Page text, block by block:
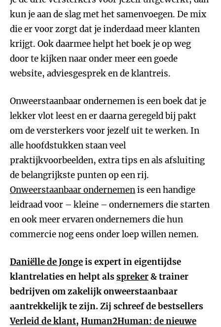
kun je aan de slag met het samenvoegen. De mix
die er voor zorgt dat je inderdaad meer klanten
krijgt. Ook daarmee helpt het boek je op weg
door te kijken naar onder meer een goede
website, adviesgesprek en de klantreis.
Onweerstaanbaar ondernemen is een boek dat je
lekker vlot leest en er daarna geregeld bij pakt
om de versterkers voor jezelf uit te werken. In
alle hoofdstukken staan veel
praktijkvoorbeelden, extra tips en als afsluiting
de belangrijkste punten op een rij.
Onweerstaanbaar ondernemenis een handige
leidraad voor – kleine – ondernemers die starten
en ook meer ervaren ondernemers die hun
commercie nog eens onder loep willen nemen.
Daniëlle de Jongeis expert in eigentijdse
klantrelaties en helpt alsspreker& trainer
bedrijven om zakelijk onweerstaanbaar
aantrekkelijk te zijn. Zij schreef de bestsellers
Verleid de klant, Human2Human: de nieuwe